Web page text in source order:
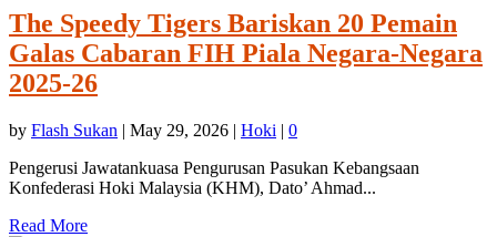
The Speedy Tigers Bariskan 20 Pemain
Galas Cabaran FIH Piala Negara-Negara
2025-26
by Flash Sukan | May 29, 2026 | Hoki | 0
Pengerusi Jawatankuasa Pengurusan Pasukan Kebangsaan
Konfederasi Hoki Malaysia (KHM), Dato’ Ahmad...
Read More